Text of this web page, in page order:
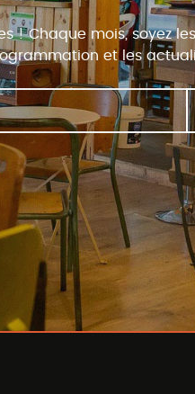
! Chaque mois, soyez
et les